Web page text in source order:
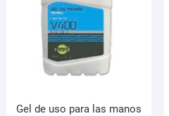
Gel de uso para las manos